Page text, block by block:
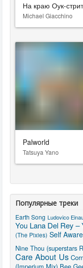
На краю Оук-стрит
Michael Giacchino
Palworld
Tatsuya Yano
Популярные треки
Earth Song Ludovico
You Lana Del Rey –
(The Pixies) Self Aware
Nine Thou (superstars
Care About Us